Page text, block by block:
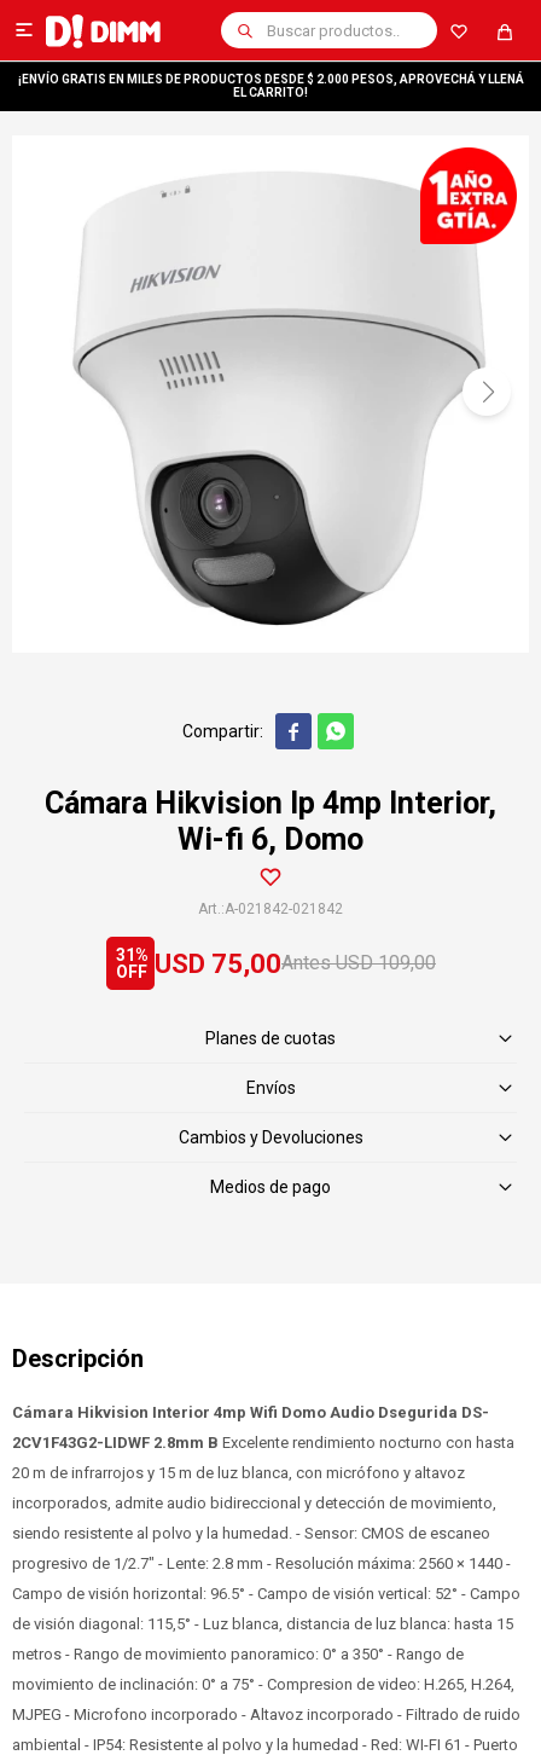

¡ENVÍO GRATIS EN MILES DE PRODUCTOS DESDE $ 2.000 PESOS, APROVECHÁ Y LLENÁ
EL CARRITO!
 
Cámara Hikvision Ip 4mp Interior,
Wi-fi 6, Domo
A-021842-021842
USD 75,00 USD 109,00
31
Planes de cuotas
Envíos
Cambios y Devoluciones
Medios de pago
Cámara Hikvision Interior 4mp Wifi Domo Audio Dsegurida DS-
2CV1F43G2-LIDWF 2.8mm B Excelente rendimiento nocturno con hasta
20 m de infrarrojos y 15 m de luz blanca, con micrófono y altavoz
incorporados, admite audio bidireccional y detección de movimiento,
siendo resistente al polvo y la humedad. - Sensor: CMOS de escaneo
progresivo de 1/2.7" - Lente: 2.8 mm - Resolución máxima: 2560 × 1440 -
Campo de visión horizontal: 96.5° - Campo de visión vertical: 52° - Campo
de visión diagonal: 115,5° - Luz blanca, distancia de luz blanca: hasta 15
metros - Rango de movimiento panoramico: 0° a 350° - Rango de
movimiento de inclinación: 0° a 75° - Compresion de video: H.265, H.264,
MJPEG - Microfono incorporado - Altavoz incorporado - Filtrado de ruido
ambiental - IP54: Resistente al polvo y la humedad - Red: WI-FI 61 - Puerto